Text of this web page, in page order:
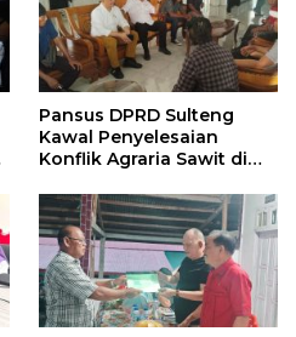
Pansus DPRD Sulteng
Kawal Penyelesaian
Konflik Agraria Sawit di